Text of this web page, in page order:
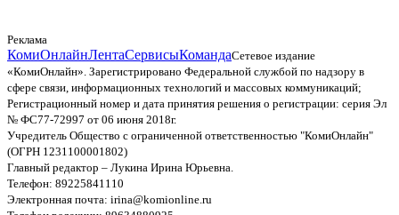
Реклама
КомиОнлайнЛентаСервисыКомандаСетевое издание
«КомиОнлайн». Зарегистрировано Федеральной службой по надзору в
сфере связи, информационных технологий и массовых коммуникаций;
Регистрационный номер и дата принятия решения о регистрации: серия Эл
№ ФС77-72997 от 06 июня 2018г.
Учредитель Общество с ограниченной ответственностью "КомиОнлайн"
(ОГРН 1231100001802)
Главный редактор – Лукина Ирина Юрьевна.
Телефон: 89225841110
Электронная почта: irina@komionline.ru